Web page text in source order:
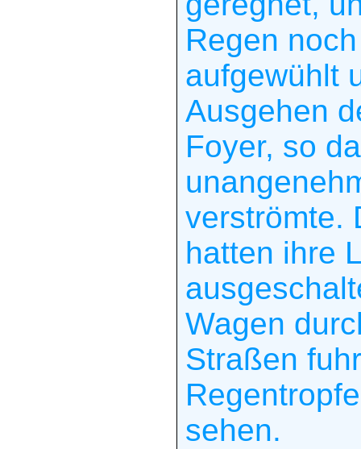
Regen
aufgewühlt
Ausgehen
Foyer, so
verströmte.
hatten ihre
Wagen
Straßen
sehen.